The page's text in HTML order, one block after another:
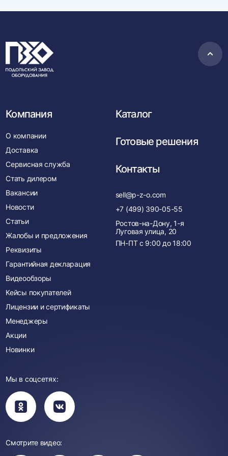
в
Компания
О компании
Доставка
Сервисная служба
Стать дилером
Вакансии
Новости
Статьи
Жалобы и предложения
Реквизиты
Гарантийная декларация
Видеообзоры
Кейсы покупателей
Лицензии и сертификаты
Менеджеры
Акции
Новинки
Каталог
Готовые решения
Контакты
sell@p-z-o.com
+7 (499) 390-05-55
Ростов-на-Дону, 1-я
Луговая улица, 20
ПН-ПТ с 9:00 до 18:00
Мы в соцсетях:
Вы
перейдете
в
группу
Вы
перейдете
в
группу
Смотрите видео: